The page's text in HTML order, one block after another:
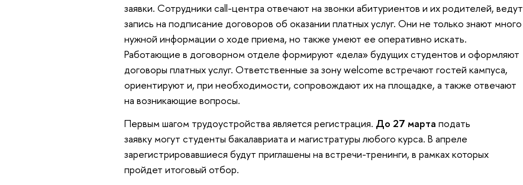
заявки. Сотрудники call-центра отвечают на звонки абитуриентов и их родителей, ведут
запись на подписание договоров об оказании платных услуг. Они не только знают много
нужной информации о ходе приема, но также умеют ее оперативно искать.
Работающие в договорном отделе формируют «дела» будущих студентов и оформляют
договоры платных услуг. Ответственные за зону welcome встречают гостей кампуса,
ориентируют и, при необходимости, сопровождают их на площадке, а также отвечают
на возникающие вопросы.
Первым шагом трудоустройства является регистрация. До 27 марта подать
заявку могут студенты бакалавриата и магистратуры любого курса. В апреле
зарегистрировавшиеся будут приглашены на встречи-тренинги, в рамках которых
пройдет итоговый отбор.